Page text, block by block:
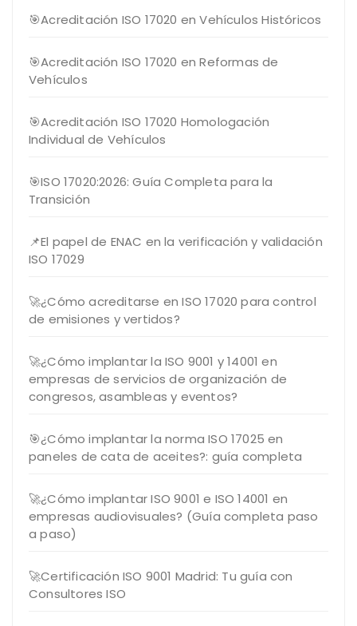
🎯Acreditación ISO 17020 en Vehículos Históricos
🎯Acreditación ISO 17020 en Reformas de
Vehículos
🎯Acreditación ISO 17020 Homologación
Individual de Vehículos
🎯ISO 17020:2026: Guía Completa para la
Transición
📌El papel de ENAC en la verificación y validación
ISO 17029
🚀¿Cómo acreditarse en ISO 17020 para control
de emisiones y vertidos?
🚀¿Cómo implantar la ISO 9001 y 14001 en
empresas de servicios de organización de
congresos, asambleas y eventos?
🎯¿Cómo implantar la norma ISO 17025 en
paneles de cata de aceites?: guía completa
🚀¿Cómo implantar ISO 9001 e ISO 14001 en
empresas audiovisuales? (Guía completa paso
a paso)
🚀Certificación ISO 9001 Madrid: Tu guía con
Consultores ISO